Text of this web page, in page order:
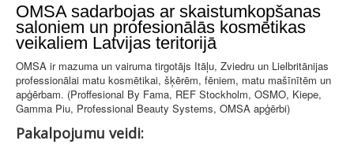
OMSA sadarbojas ar skaistumkopšanas
saloniem un profesionālās kosmētikas
veikaliem Latvijas teritorijā
OMSA ir mazuma un vairuma tirgotājs Itāļu, Zviedru un Lielbritānijas
professionālai matu kosmētikai, šķērēm, fēniem, matu mašīnītēm un
apģērbam. (Proffesional By Fama, REF Stockholm, OSMO, Kiepe,
Gamma Piu, Professional Beauty Systems, OMSA apģērbi)
Pakalpojumu veidi: